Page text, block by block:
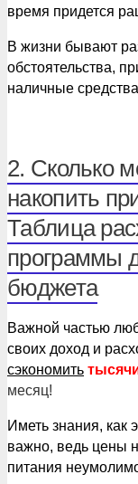
время придется
В жизни бывают
обстоятельства,
наличные
2. Сколько
накопить
Таблица
программы
бюджета
Важной частью
своих доход и
сэкономить
месяц!
Иметь знания, как
важно, ведь цены
питания